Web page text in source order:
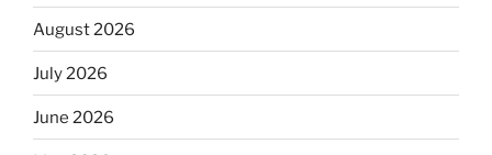
August 2026
July 2026
June 2026